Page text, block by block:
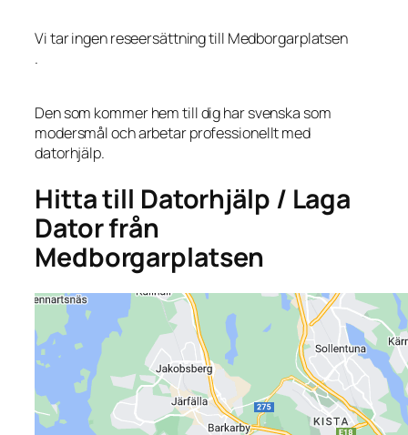
Vi tar ingen reseersättning till Medborgarplatsen
.
Den som kommer hem till dig har svenska som
modersmål och arbetar professionellt med
datorhjälp.
Hitta till Datorhjälp / Laga
Dator från
Medborgarplatsen